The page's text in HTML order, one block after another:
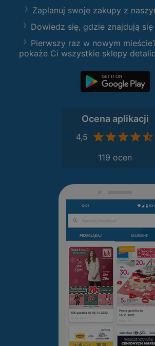
Zaplanuj swoje zakupy z
Dowiedz się, gdzie znajdują
Pierwszy raz w nowym
pokaże Ci wszystkie sklepy
Ocena aplikacji
4,5
119 ocen